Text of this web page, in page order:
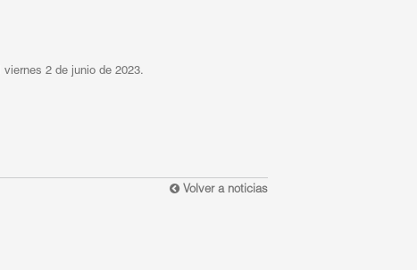
2 de junio de 2023.
Volver a noticias